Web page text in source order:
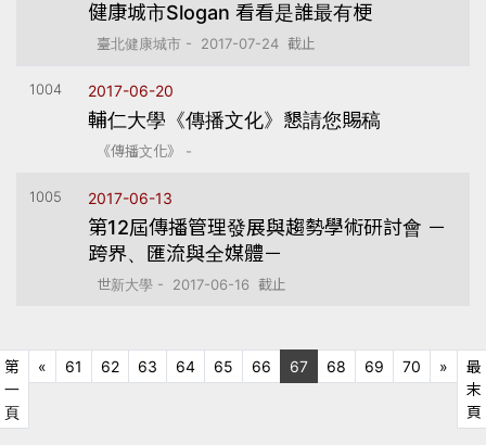
健康城市Slogan 看看是誰最有梗
臺北健康城市 - 2017-07-24 截止
1004 2017-06-20
輔仁大學《傳播文化》懇請您賜稿
《傳播文化》 -
1005 2017-06-13
第12屆傳播管理發展與趨勢學術研討會 －
跨界、匯流與全媒體－
世新大學 - 2017-06-16 截止
第
一
頁第一頁
« 上十頁
61 62 63 64 65 66 67 68 69 70 » 下十
最
末
頁